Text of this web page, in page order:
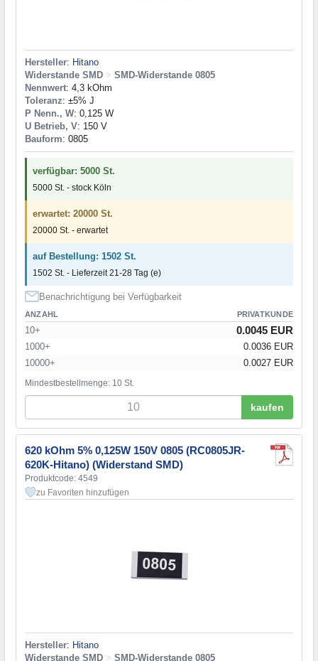
Hersteller: Hitano
Widerstande SMD > SMD-Widerstande 0805
Nennwert: 4,3 kOhm
Toleranz: ±5% J
P Nenn., W: 0,125 W
U Betrieb, V: 150 V
Bauform: 0805
verfügbar: 5000 St.
5000 St. - stock Köln
erwartet: 20000 St.
20000 St. - erwartet
auf Bestellung: 1502 St.
1502 St. - Lieferzeit 21-28 Tag (e)
Benachrichtigung bei Verfügbarkeit
ANZAHL PRIVATKUNDE
10+ 0.0045 EUR
1000+
0.0036 EUR
10000+
0.0027 EUR
Mindestbestellmenge: 10 St.
kaufen
620 kOhm 5% 0,125W 150V 0805 (RC0805JR-
620K-Hitano) (Widerstand SMD)
Produktcode: 4549
zu Favoriten hinzufügen
Hersteller: Hitano
Widerstande SMD > SMD-Widerstande 0805